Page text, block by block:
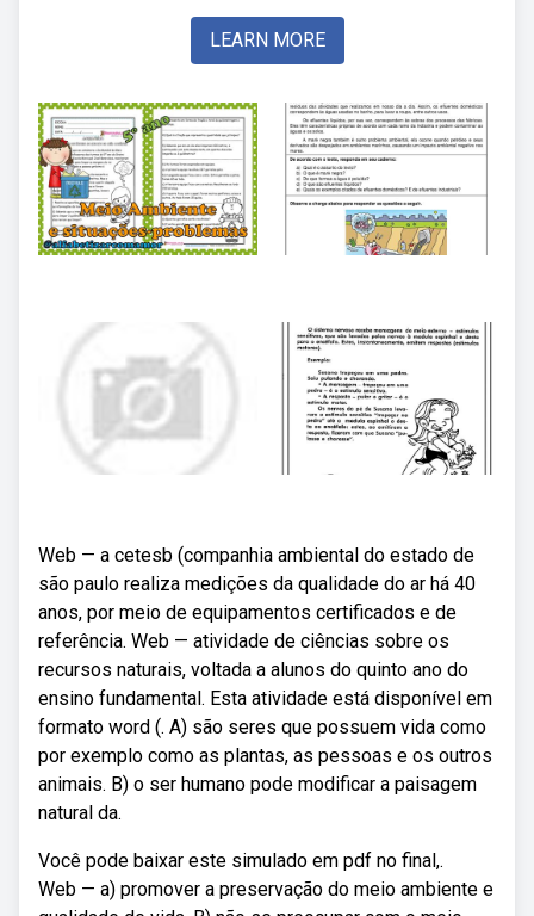
LEARN MORE
Web — a cetesb (companhia ambiental do estado de
são paulo realiza medições da qualidade do ar há 40
anos, por meio de equipamentos certificados e de
referência. Web — atividade de ciências sobre os
recursos naturais, voltada a alunos do quinto ano do
ensino fundamental. Esta atividade está disponível em
formato word (. A) são seres que possuem vida como
por exemplo como as plantas, as pessoas e os outros
animais. B) o ser humano pode modificar a paisagem
natural da.
Você pode baixar este simulado em pdf no final,.
Web — a) promover a preservação do meio ambiente e